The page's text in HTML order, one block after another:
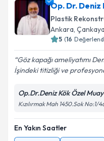
Op. Dr. Deniz
Plastik
Ankara, Çankaya
5 (16
Göz kapağı ameliyatımı
İşindeki titizliği ve
Op.Dr.Deniz Kök Özel
Kızılırmak Mah 1450.Sok
En Yakın Saatler